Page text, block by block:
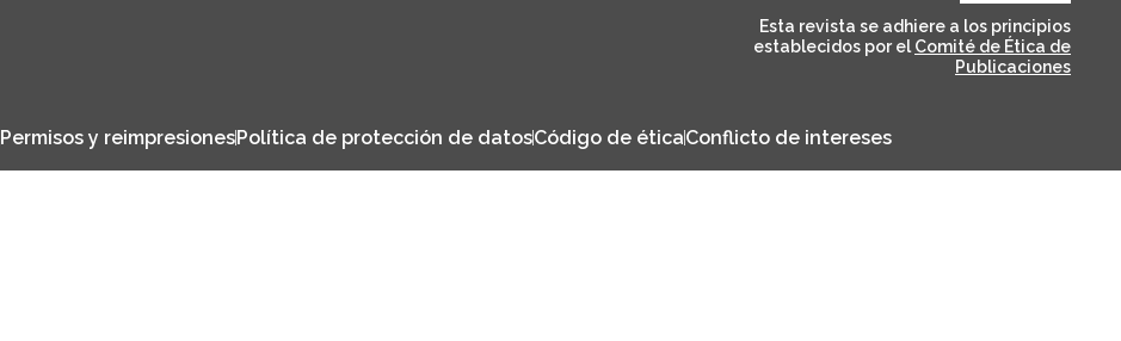
Esta revista se adhiere a los principios
establecidos por el Comité de Ética de
Publicaciones
Permisos y reimpresionesPolítica de protección de datosCódigo de éticaConflicto de intereses